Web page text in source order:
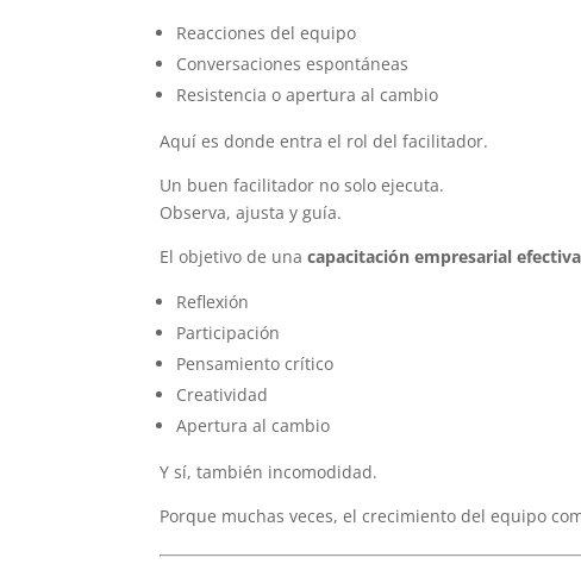
Reacciones del equipo
Conversaciones espontáneas
Resistencia o apertura al cambio
Aquí es donde entra el rol del facilitador.
Un buen facilitador no solo ejecuta.
Observa, ajusta y guía.
El objetivo de unacapacitación empresarial efectiva
Reflexión
Participación
Pensamiento crítico
Creatividad
Apertura al cambio
Y sí, también incomodidad.
Porque muchas veces, el crecimiento del equipo